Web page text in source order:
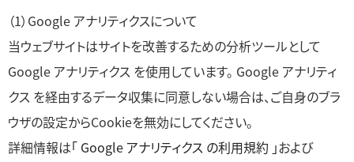
（1）Google アナリティクスについて
当ウェブサイトはサイトを改善するための分析ツールとして
Google アナリティクス を使用しています。 Google アナリティ
クス を経由するデータ収集に同意しない場合は、ご自身のブラ
ウザの設定からCookieを無効にしてください。
詳細情報は「 Google アナリティクス の利用規約 」および